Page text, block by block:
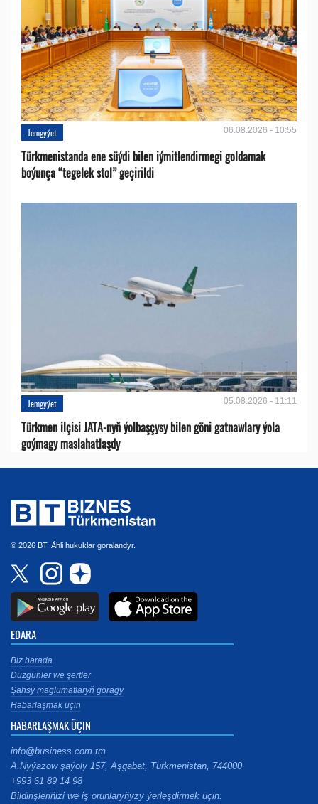
Jemgyýet 06.08.2026 - 10:55
Türkmenistanda ene süýdi bilen iýmitlendirmegi goldamak
boýunça “tegelek stol” geçirildi
Jemgyýet 05.08.2026 - 11:11
Türkmen ilçisi JATA-nyň ýolbaşçysy bilen göni gatnawlary ýola
goýmagy maslahatlaşdy
© 2026 BT. Ähli hukuklar goralandyr.
EDARA
Biz barada
Düzgünler we şertler
Şahsy maglumatlaryň goragy
Habarlaşmak üçin
HABARLAŞMAK ÜÇIN
info@business.com.tm
A.Nyýazow şaýoly 157, Aşgabat, Türkmenistan, 744000
+993 61 89 14 98
Bildirişleriňizi we iş orunlaryňyzy ýerleşdirmek üçin: